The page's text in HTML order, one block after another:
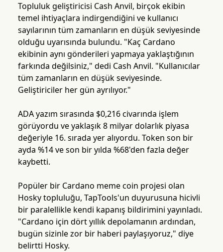
Topluluk geliştiricisi Cash Anvil, birçok ekibin
temel ihtiyaçlara indirgendiğini ve kullanıcı
sayılarının tüm zamanların en düşük seviyesinde
olduğu uyarısında bulundu. "Kaç Cardano
ekibinin aynı gönderileri yapmaya yaklaştığının
farkında değilsiniz," dedi Cash Anvil. "Kullanıcılar
tüm zamanların en düşük seviyesinde.
Geliştiriciler her gün ayrılıyor."
ADA yazım sırasında $0,216 civarında işlem
görüyordu ve yaklaşık 8 milyar dolarlık piyasa
değeriyle 16. sırada yer alıyordu. Token son bir
ayda %14 ve son bir yılda %68'den fazla değer
kaybetti.
Popüler bir Cardano meme coin projesi olan
Hosky topluluğu, TapTools'un duyurusuna hicivli
bir paralellikle kendi kapanış bildirimini yayınladı.
"Cardano için dört yıllık depolamanın ardından,
bugün sizinle zor bir haberi paylaşıyoruz," diye
belirtti Hosky.